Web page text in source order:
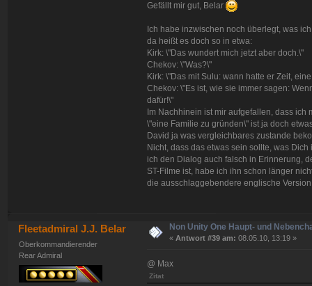
Gefällt mir gut, Belar
Ich habe inzwischen noch überlegt, was
da heißt es doch so in etwa:
Kirk: \"Das wundert mich jetzt aber doch.\"
Chekov: \"Was?\"
Kirk: \"Das mit Sulu: wann hatte er Zeit,
Chekov: \"Es ist, wie sie immer sagen:
dafür!\"
Im Nachhinein ist mir aufgefallen, dass
\"eine Familie zu gründen\" ist ja doch
David ja was vergleichbares zustande
Nicht, dass das etwas sein sollte, was
ich den Dialog auch falsch in Erinnerung,
ST-Filme ist, habe ich ihn schon länger
die ausschlaggebendere englische
Fleetadmiral J.J. Belar
Oberkommandierender
Rear Admiral
Non Unity One Haupt- und
«Antwort #39 am: 08.05.10, 13:19 »
@ Max
Zitat